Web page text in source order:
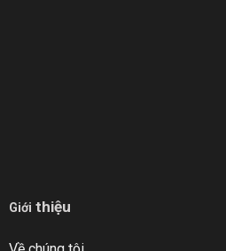
Giới thiệu